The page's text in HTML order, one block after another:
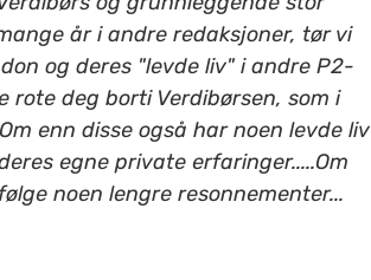
år i andre redaksjoner, tør vi
og deres "levde liv" i andre P2-
rote deg borti Verdibørsen, som i
enn disse også har noen levde liv
egne private erfaringer.....Om
noen lengre resonnementer...